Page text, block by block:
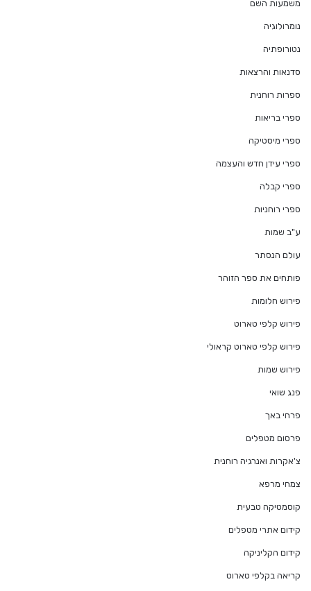
משמעות השם
נומרולוגיה
נטורופתיה
סדנאות והרצאות
ספרות רוחנית
ספרי בריאות
ספרי מיסטיקה
ספרי עידן חדש והעצמה
ספרי קבלה
ספרי רוחניות
ע"ב שמות
עולם הנסתר
פותחים את ספר הזוהר
פירוש חלומות
פירוש קלפי טארוט
פירוש קלפי טארוט קראולי
פירוש שמות
פנג שואי
פרחי באך
פרסום מטפלים
צ'אקרות ואנרגיה רוחנית
צמחי מרפא
קוסמטיקה טבעית
קידום אתרי מטפלים
קידום הקליניקה
קריאה בקלפי טארוט